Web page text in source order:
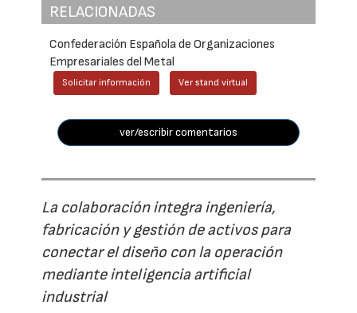
RELACIONADAS
Confederación Española de Organizaciones
Empresariales del Metal
Solicitar información Ver stand virtual
ver/escribir comentarios
La colaboración integra ingeniería,
fabricación y gestión de activos para
conectar el diseño con la operación
mediante inteligencia artificial
industrial